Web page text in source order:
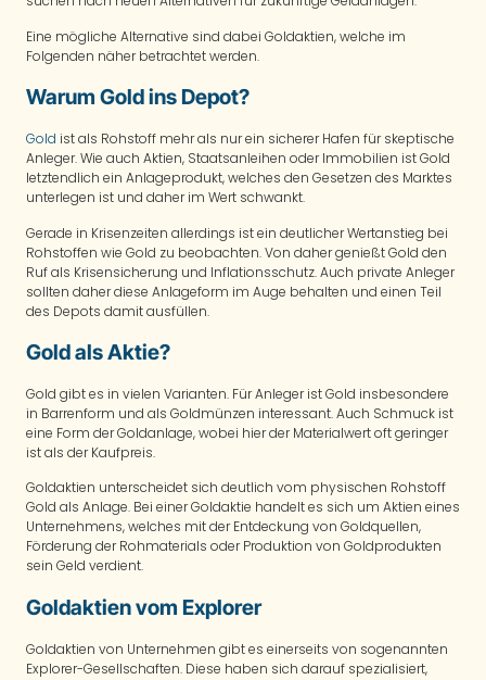
Eine mögliche Alternative sind dabei Goldaktien, welche im
Folgenden näher betrachtet werden.
Warum Gold ins Depot?
Gold ist als Rohstoff mehr als nur ein sicherer Hafen für skeptische
Anleger. Wie auch Aktien, Staatsanleihen oder Immobilien ist Gold
letztendlich ein Anlageprodukt, welches den Gesetzen des Marktes
unterlegen ist und daher im Wert schwankt.
Gerade in Krisenzeiten allerdings ist ein deutlicher Wertanstieg bei
Rohstoffen wie Gold zu beobachten. Von daher genießt Gold den
Ruf als Krisensicherung und Inflationsschutz. Auch private Anleger
sollten daher diese Anlageform im Auge behalten und einen Teil
des Depots damit ausfüllen.
Gold als Aktie?
Gold gibt es in vielen Varianten. Für Anleger ist Gold insbesondere
in Barrenform und als Goldmünzen interessant. Auch Schmuck ist
eine Form der Goldanlage, wobei hier der Materialwert oft geringer
ist als der Kaufpreis.
Goldaktien unterscheidet sich deutlich vom physischen Rohstoff
Gold als Anlage. Bei einer Goldaktie handelt es sich um Aktien eines
Unternehmens, welches mit der Entdeckung von Goldquellen,
Förderung der Rohmaterials oder Produktion von Goldprodukten
sein Geld verdient.
Goldaktien vom Explorer
Goldaktien von Unternehmen gibt es einerseits von sogenannten
Explorer-Gesellschaften. Diese haben sich darauf spezialisiert,